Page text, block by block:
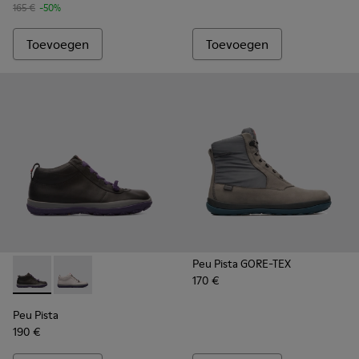
165 € -50%
Toevoegen Toevoegen
Peu Pista - K400385-001 - Black
Peu Pista - K400385-003
Peu Pista
190 €
Peu Pista GORE-TEX
170 €